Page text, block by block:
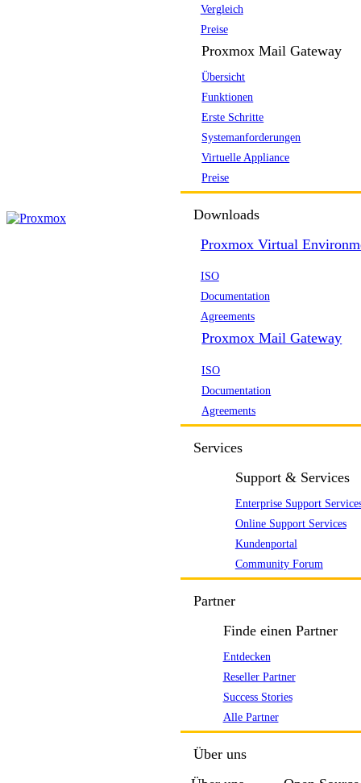
Vergleich
Preise
Proxmox Mail Gateway
Übersicht
Funktionen
Erste Schritte
Systemanforderungen
Virtuelle Appliance
Preise
Downloads
Proxmox Virtual
ISO
Documentation
Agreements
Proxmox Mail Gateway
ISO
Documentation
Agreements
Services
Support & Services
Enterprise Support
Online Support Services
Kundenportal
Community Forum
Partner
Finde einen Partner
Entdecken
Reseller Partner
Success Stories
Alle Partner
Über uns